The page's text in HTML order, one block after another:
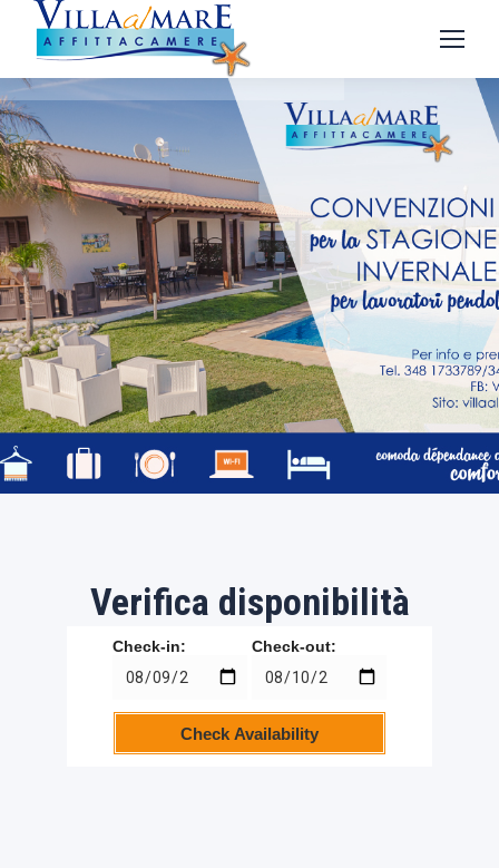
Verifica disponibilità
Check-in: Check-out:
Check Availability